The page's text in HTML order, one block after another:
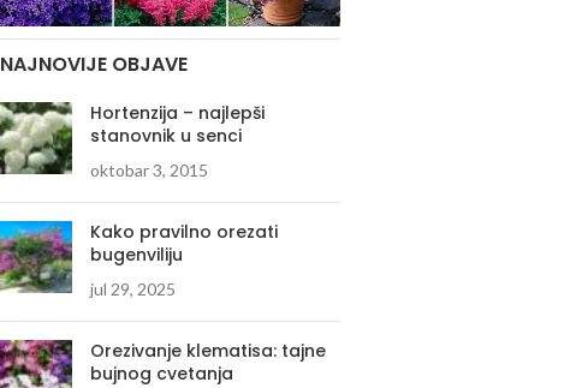
NAJNOVIJE OBJAVE
Hortenzija – najlepši
stanovnik u senci
oktobar 3, 2015
Kako pravilno orezati
bugenviliju
jul 29, 2025
Orezivanje klematisa: tajne
bujnog cvetanja